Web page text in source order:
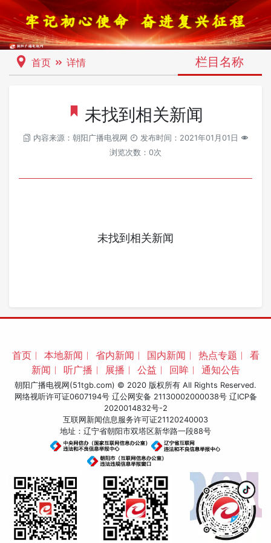
首页 详情 栏目名称
未找到相关新闻
内容来源：朝阳广播电视网
发布时间：2021年01月01日
浏览次数：0次
未找到相关新闻
首页︱ 本地新闻 ︱ 省内新闻 ︱ 国内新闻 ︱ 热点专题 ︱ 看
新闻 ︱ 听广播 ︱ 展播 ︱ 公益 ︱ 回眸︱ 通知公告
朝阳广播电视网(51tgb.com) © 2020 版权所有 All Rights Reserved.
网络视听许可证0607194号 辽公网安备 21130002000038号 辽ICP备
2020014832号-2
互联网新闻信息服务许可证21120240003
地址：辽宁省朝阳市双塔区新华路一段88号